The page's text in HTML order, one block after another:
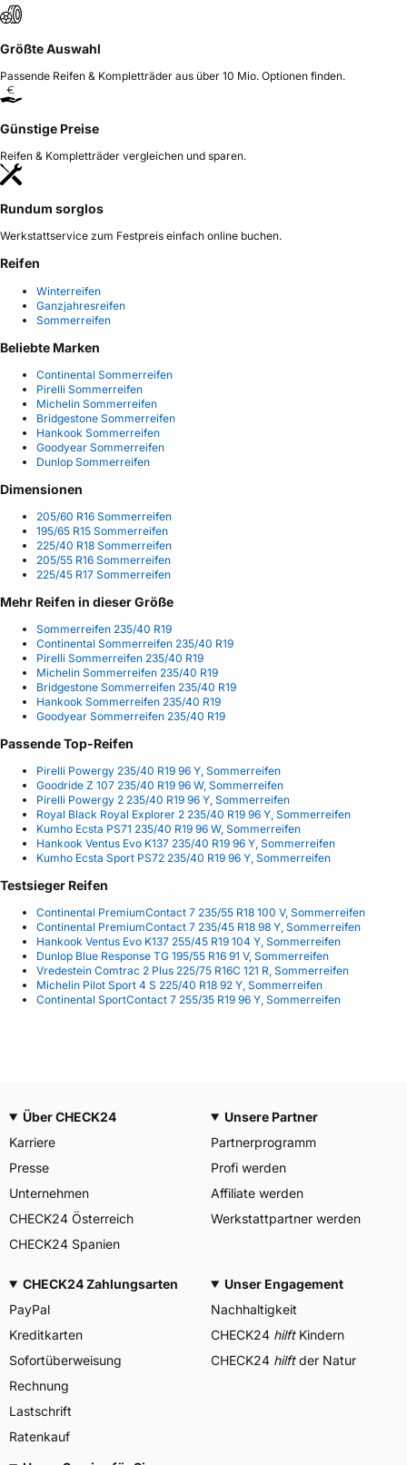
Größte Auswahl
Passende Reifen & Kompletträder aus über 10 Mio. Optionen finden.
Günstige Preise
Reifen & Kompletträder vergleichen und sparen.
Rundum sorglos
Werkstattservice zum Festpreis einfach online buchen.
Reifen
Winterreifen
Ganzjahresreifen
Sommerreifen
Beliebte Marken
Continental Sommerreifen
Pirelli Sommerreifen
Michelin Sommerreifen
Bridgestone Sommerreifen
Hankook Sommerreifen
Goodyear Sommerreifen
Dunlop Sommerreifen
Dimensionen
205/60 R16 Sommerreifen
195/65 R15 Sommerreifen
225/40 R18 Sommerreifen
205/55 R16 Sommerreifen
225/45 R17 Sommerreifen
Mehr Reifen in dieser Größe
Sommerreifen 235/40 R19
Continental Sommerreifen 235/40 R19
Pirelli Sommerreifen 235/40 R19
Michelin Sommerreifen 235/40 R19
Bridgestone Sommerreifen 235/40 R19
Hankook Sommerreifen 235/40 R19
Goodyear Sommerreifen 235/40 R19
Passende Top-Reifen
Pirelli Powergy 235/40 R19 96 Y, Sommerreifen
Goodride Z 107 235/40 R19 96 W, Sommerreifen
Pirelli Powergy 2 235/40 R19 96 Y, Sommerreifen
Royal Black Royal Explorer 2 235/40 R19 96 Y, Sommerreifen
Kumho Ecsta PS71 235/40 R19 96 W, Sommerreifen
Hankook Ventus Evo K137 235/40 R19 96 Y, Sommerreifen
Kumho Ecsta Sport PS72 235/40 R19 96 Y, Sommerreifen
Testsieger Reifen
Continental PremiumContact 7 235/55 R18 100 V, Sommerreifen
Continental PremiumContact 7 235/45 R18 98 Y, Sommerreifen
Hankook Ventus Evo K137 255/45 R19 104 Y, Sommerreifen
Dunlop Blue Response TG 195/55 R16 91 V, Sommerreifen
Vredestein Comtrac 2 Plus 225/75 R16C 121 R, Sommerreifen
Michelin Pilot Sport 4 S 225/40 R18 92 Y, Sommerreifen
Continental SportContact 7 255/35 R19 96 Y, Sommerreifen
Über CHECK24
Karriere
Presse
Unternehmen
CHECK24 Österreich
CHECK24 Spanien
Unsere Partner
Partnerprogramm
Profi werden
Affiliate werden
Werkstattpartner werden
CHECK24 Zahlungsarten
PayPal
Kreditkarten
Sofortüberweisung
Rechnung
Lastschrift
Ratenkauf
Unser Engagement
Nachhaltigkeit
CHECK24 hilftKindern
CHECK24 hilftder Natur